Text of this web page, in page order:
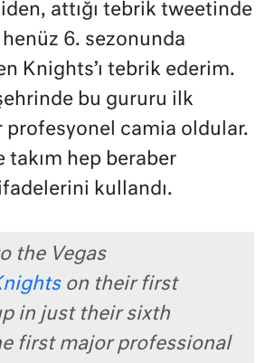
attığı tebrik tweetinde
henüz 6. sezonunda
Knights’ı tebrik ederim.
bu gururu ilk
profesyonel camia oldular.
takım hep beraber
kullandı.
the Vegas
on their first
in just their sixth
first major professional